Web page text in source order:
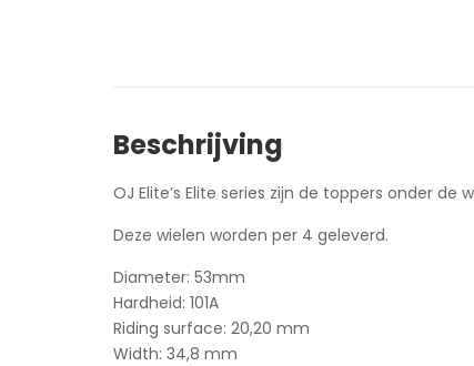
Beschrijving
OJ Elite’s Elite series zijn de toppers onder
Deze wielen worden per 4 geleverd.
Diameter: 53mm
Hardheid: 101A
Riding surface: 20,20 mm
Width: 34,8 mm